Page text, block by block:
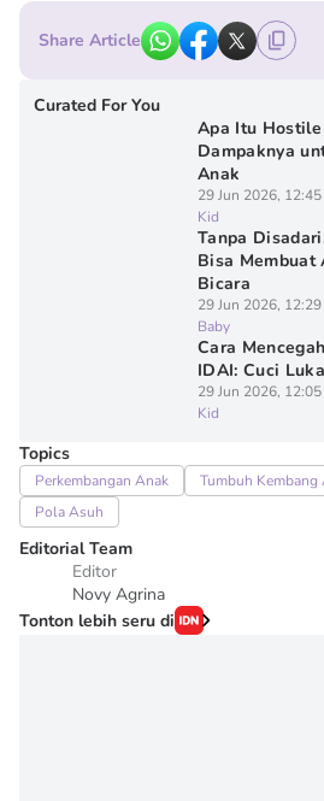
Share Article
Curated For You
Apa Itu
Dampaknya
Anak
29 Jun 2026,
Kid
Tanpa
Bisa Membuat
Bicara
29 Jun 2026,
Baby
Cara
IDAI: Cuci
29 Jun 2026,
Kid
Topics
Perkembangan Anak Tumbuh Kembang
Pola Asuh
Editorial Team
Editor
Novy Agrina
Tonton lebih seru di